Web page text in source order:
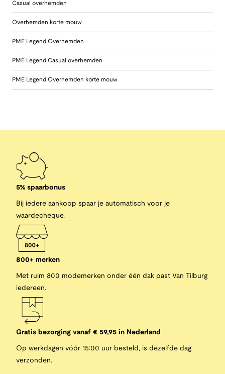
Casual overhemden
Overhemden korte mouw
PME Legend Overhemden
PME Legend Casual overhemden
PME Legend Overhemden korte mouw
5% spaarbonus
Bij iedere aankoop spaar je automatisch voor je
waardecheque.
800+ merken
Met ruim 800 modemerken onder één dak past Van Tilburg
iedereen.
Gratis bezorging vanaf € 59,95 in Nederland
Op werkdagen vóór 15:00 uur besteld, is dezelfde dag
verzonden.